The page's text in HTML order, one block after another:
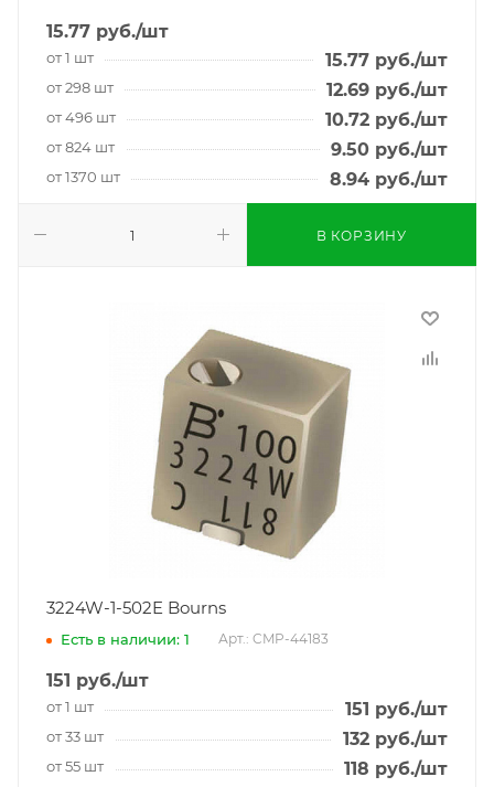
15.77 руб./шт
от 1 шт 15.77 руб./шт
от 298 шт 12.69 руб./шт
от 496 шт 10.72 руб./шт
от 824 шт 9.50 руб./шт
от 1370 шт 8.94 руб./шт
В КОРЗИНУ
3224W-1-502E Bourns
Есть в наличии: 1 Арт.: CMP-44183
151 руб./шт
от 1 шт 151 руб./шт
от 33 шт 132 руб./шт
от 55 шт 118 руб./шт